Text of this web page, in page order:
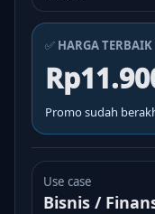
✅ HARGA TERBAIK
Promo sudah
Use case
Bisnis /